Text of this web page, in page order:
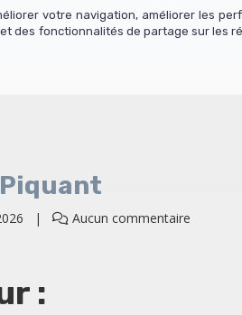
Aucun commentaire
:
votre navigation, améliorer les
des fonctionnalités de partage sur les